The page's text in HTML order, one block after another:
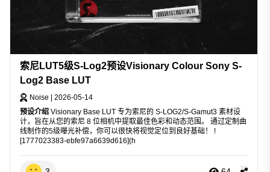
索尼LUT5级S-Log2预设Visionary Colour Sony S-
Log2 Base LUT
Noise
2026-05-14
预设介绍 Visionary Base LUT 专为索尼的 S-LOG2/S-Gamut3 素材设
计，旨在从您的索尼 8 位相机中提取最佳色彩和动态范围。 通过定制曲
线制作的5级曝光补偿，你可以很快将视觉定位到良好基础！ !
[1777023383-ebfe97a6639d616](h